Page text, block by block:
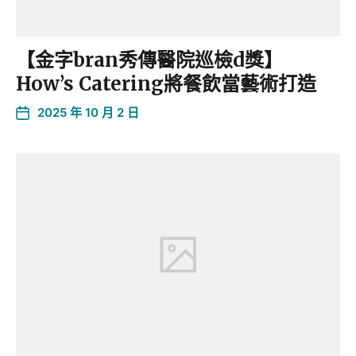
【金字bran秀傳醫院巡檢d獎】
How’s Catering將餐飲當藝術打造
2025 年 10 月 2 日